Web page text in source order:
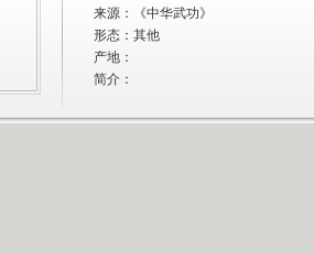
来源：
《中华武功》
形态：其他
产地：
简介：